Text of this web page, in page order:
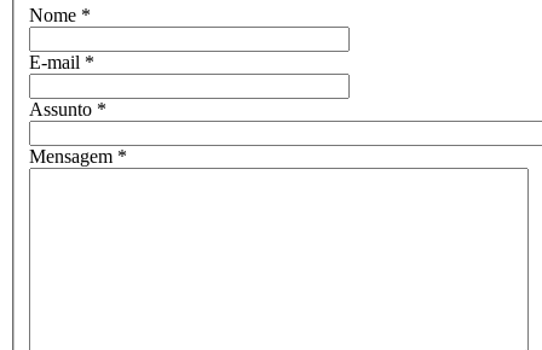
Nome *
E-mail *
Assunto *
Mensagem *